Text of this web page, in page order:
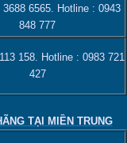
3688 6565 . Hotline : 0943
848 777
158‬. Hotline : 0983 721
427
TẠI MIỀN TRUNG